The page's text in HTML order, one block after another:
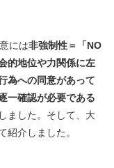
には非強制性＝「NO
的地位や力関係に左
為への同意があって
一確認が必要である
ました。そして、大
紹介しました。